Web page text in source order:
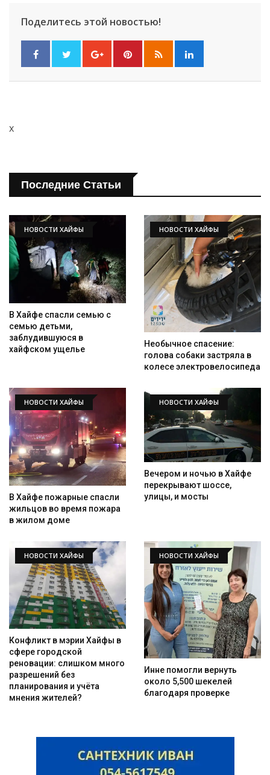
Искать
Поделитесь этой новостью!
x
Последние Статьи
НОВОСТИ ХАЙФЫ
В Хайфе спасли семью с
семью детьми,
заблудившуюся в
хайфском ущелье
НОВОСТИ ХАЙФЫ
Необычное спасение:
голова собаки застряла в
колесе электровелосипеда
НОВОСТИ ХАЙФЫ
В Хайфе пожарные спасли
жильцов во время пожара
в жилом доме
НОВОСТИ ХАЙФЫ
Вечером и ночью в Хайфе
перекрывают шоссе,
улицы, и мосты
НОВОСТИ ХАЙФЫ
Конфликт в мэрии Хайфы в
сфере городской
реновации: слишком много
разрешений без
планирования и учёта
мнения жителей?
НОВОСТИ ХАЙФЫ
Инне помогли вернуть
около 5,500 шекелей
благодаря проверке